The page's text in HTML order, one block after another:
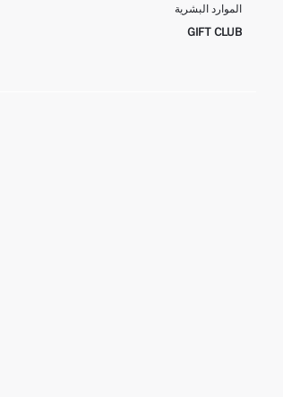
الموارد البشرية
GIFT CLUB